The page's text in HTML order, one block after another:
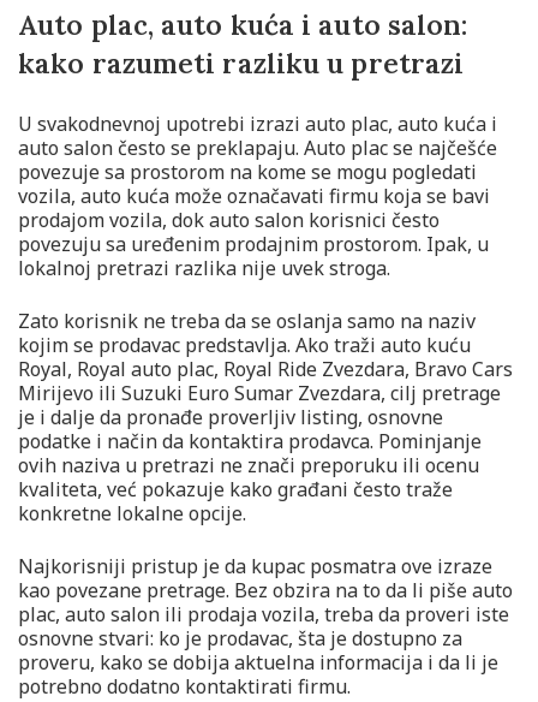
Auto plac, auto kuća i auto salon:
kako razumeti razliku u pretrazi
U svakodnevnoj upotrebi izrazi auto plac, auto kuća i
auto salon često se preklapaju. Auto plac se najčešće
povezuje sa prostorom na kome se mogu pogledati
vozila, auto kuća može označavati firmu koja se bavi
prodajom vozila, dok auto salon korisnici često
povezuju sa uređenim prodajnim prostorom. Ipak, u
lokalnoj pretrazi razlika nije uvek stroga.
Zato korisnik ne treba da se oslanja samo na naziv
kojim se prodavac predstavlja. Ako traži auto kuću
Royal, Royal auto plac, Royal Ride Zvezdara, Bravo Cars
Mirijevo ili Suzuki Euro Sumar Zvezdara, cilj pretrage
je i dalje da pronađe proverljiv listing, osnovne
podatke i način da kontaktira prodavca. Pominjanje
ovih naziva u pretrazi ne znači preporuku ili ocenu
kvaliteta, već pokazuje kako građani često traže
konkretne lokalne opcije.
Najkorisniji pristup je da kupac posmatra ove izraze
kao povezane pretrage. Bez obzira na to da li piše auto
plac, auto salon ili prodaja vozila, treba da proveri iste
osnovne stvari: ko je prodavac, šta je dostupno za
proveru, kako se dobija aktuelna informacija i da li je
potrebno dodatno kontaktirati firmu.